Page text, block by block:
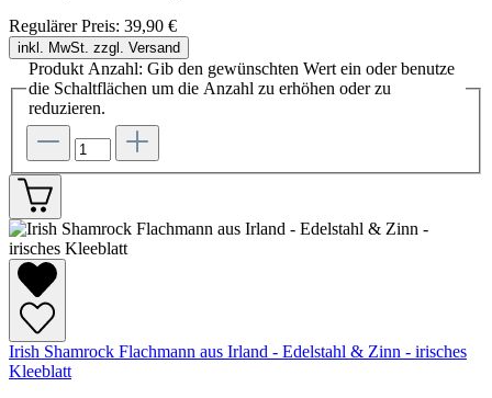
Regulärer Preis: 39,90 €
inkl. MwSt. zzgl. Versand
Produkt Anzahl: Gib den gewünschten Wert ein oder benutze
die Schaltflächen um die Anzahl zu erhöhen oder zu
reduzieren.
Irish Shamrock Flachmann aus Irland - Edelstahl & Zinn - irisches
Kleeblatt